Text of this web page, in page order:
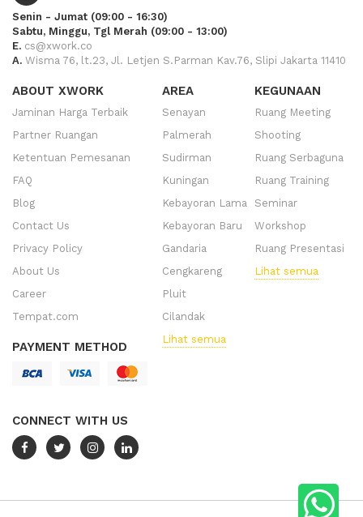
Senin - Jumat (09:00 - 16:30)
Sabtu, Minggu, Tgl Merah (09:00 - 13:00)
E. cs@xwork.co
A. Wisma 76, lt.23, Jl. Letjen S.Parman Kav.76, Slipi Jakarta 11410
ABOUT XWORK
Jaminan Harga Terbaik
Partner Ruangan
Ketentuan Pemesanan
FAQ
Blog
Contact Us
Privacy Policy
About Us
Career
Tempat.com
PAYMENT METHOD
CONNECT WITH US
AREA
Senayan
Palmerah
Sudirman
Kuningan
Kebayoran Lama
Kebayoran Baru
Gandaria
Cengkareng
Pluit
Cilandak
Lihat semua
KEGUNAAN
Ruang Meeting
Shooting
Ruang Serbaguna
Ruang Training
Seminar
Workshop
Ruang Presentasi
Lihat semua